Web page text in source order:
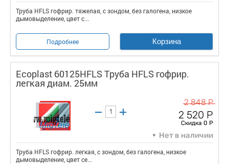
Труба HFLS гофрир. тяжелая, с зондом, без галогена, низкое
дымовыделение, цвет с...
Подробнее Корзина
Ecoplast 60125HFLS Труба HFLS гофрир.
легкая диам. 25мм
2 848 Р
2 520 Р
Скидка 0 Р
Нет в наличии
Труба HFLS гофрир. легкая, с зондом, без галогена, низкое
дымовыделение, цвет се...